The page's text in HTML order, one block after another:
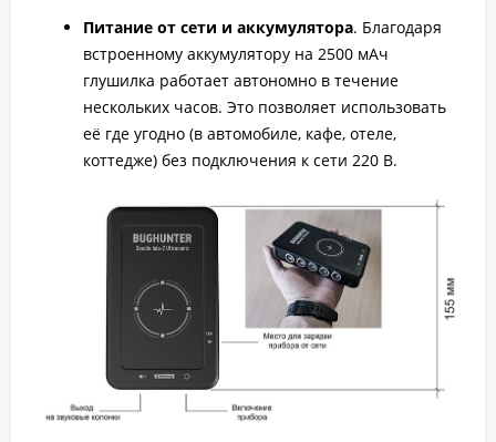
Питание от сети и аккумулятора. Благодаря
встроенному аккумулятору на 2500 мАч
глушилка работает автономно в течение
нескольких часов. Это позволяет использовать
её где угодно (в автомобиле, кафе, отеле,
коттедже) без подключения к сети 220 В.